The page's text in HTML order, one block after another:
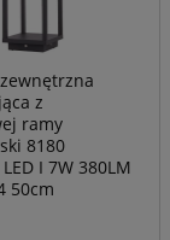
z
ramy
8180
I 7W 380LM
50cm